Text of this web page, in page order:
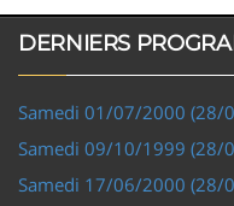
DERNIERS
Samedi 01/07/2000 (28/
Samedi 09/10/1999 (28/
Samedi 17/06/2000 (28/